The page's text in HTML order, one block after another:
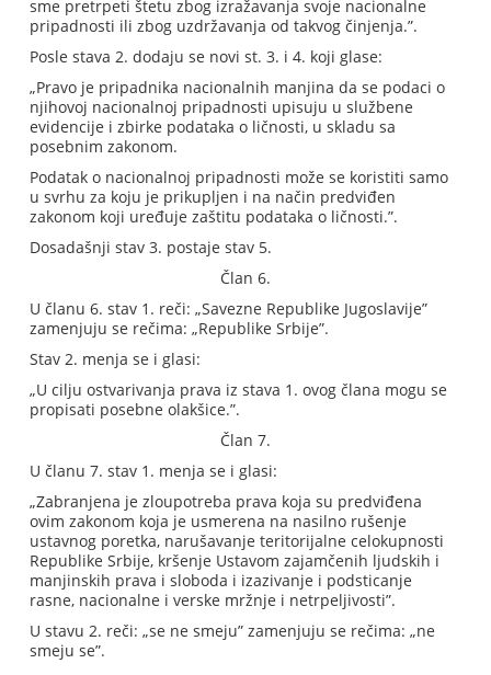
sme pretrpeti štetu zbog izražavanja svoje nacionalne
pripadnosti ili zbog uzdržavanja od takvog činjenja.”.
Posle stava 2. dodaju se novi st. 3. i 4. koji glase:
„Pravo je pripadnika nacionalnih manjina da se podaci o
njihovoj nacionalnoj pripadnosti upisuju u službene
evidencije i zbirke podataka o ličnosti, u skladu sa
posebnim zakonom.
Podatak o nacionalnoj pripadnosti može se koristiti samo
u svrhu za koju je prikupljen i na način predviđen
zakonom koji uređuje zaštitu podataka o ličnosti.”.
Dosadašnji stav 3. postaje stav 5.
Član 6.
U članu 6. stav 1. reči: „Savezne Republike Jugoslavije”
zamenjuju se rečima: „Republike Srbije”.
Stav 2. menja se i glasi:
„U cilju ostvarivanja prava iz stava 1. ovog člana mogu se
propisati posebne olakšice.”.
Član 7.
U članu 7. stav 1. menja se i glasi:
„Zabranjena je zloupotreba prava koja su predviđena
ovim zakonom koja je usmerena na nasilno rušenje
ustavnog poretka, narušavanje teritorijalne celokupnosti
Republike Srbije, kršenje Ustavom zajamčenih ljudskih i
manjinskih prava i sloboda i izazivanje i podsticanje
rasne, nacionalne i verske mržnje i netrpeljivosti”.
U stavu 2. reči: „se ne smeju” zamenjuju se rečima: „ne
smeju se”.